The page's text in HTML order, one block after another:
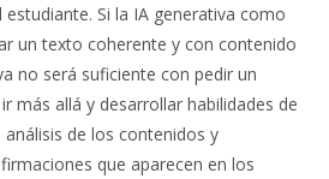
Si la IA generativa como
un texto coherente y con contenido
no será suficiente con pedir un
más allá y desarrollar habilidades de
de los contenidos y
que aparecen en los